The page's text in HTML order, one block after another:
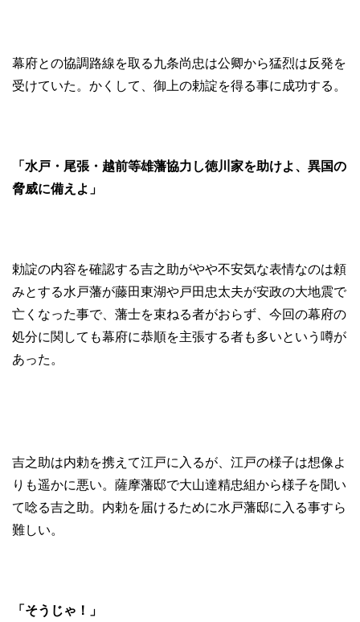
幕府との協調路線を取る九条尚忠は公卿から猛烈は反発を
受けていた。かくして、御上の勅諚を得る事に成功する。
「水戸・尾張・越前等雄藩協力し徳川家を助けよ、異国の
脅威に備えよ」
勅諚の内容を確認する吉之助がやや不安気な表情なのは頼
みとする水戸藩が藤田東湖や戸田忠太夫が安政の大地震で
亡くなった事で、藩士を束ねる者がおらず、今回の幕府の
処分に関しても幕府に恭順を主張する者も多いという噂が
あった。
吉之助は内勅を携えて江戸に入るが、江戸の様子は想像よ
りも遥かに悪い。薩摩藩邸で大山達精忠組から様子を聞い
て唸る吉之助。内勅を届けるために水戸藩邸に入る事すら
難しい。
「そうじゃ！」